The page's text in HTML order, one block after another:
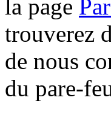
la page
trouverez
de nous
du pare-